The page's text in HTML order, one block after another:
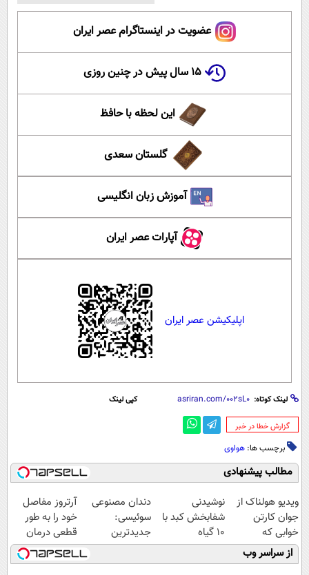
عضویت در اینستاگرام عصر ایران
۱۵ سال پیش در چنین روزی
این لحظه با حافظ
گلستان سعدی
آموزش زبان انگلیسی
آپارات عصر ایران
اپلیکیشن عصر ایران
لینک کوتاه: کپی لینک
‌گزارش خطا در خبر
برچسب ها: هواوی
مطالب پیشنهادی
ویدیو هولناک از
جوان کارتن
خوابی که
میلیاردر شد.
آموزش رایگان
نوشیدنی
شفابخش کبد با
10 گیاه
موثر(تخفیف تا
امشب)
دندان مصنوعی
سوئیسی:
جدیدترین
فناوری اروپا،
سبک و مقاوم |
آرتروز مفاصل
خود را به طور
قطعی درمان
کنید!
◗پرسش‌نامه◖
از سراسر وب